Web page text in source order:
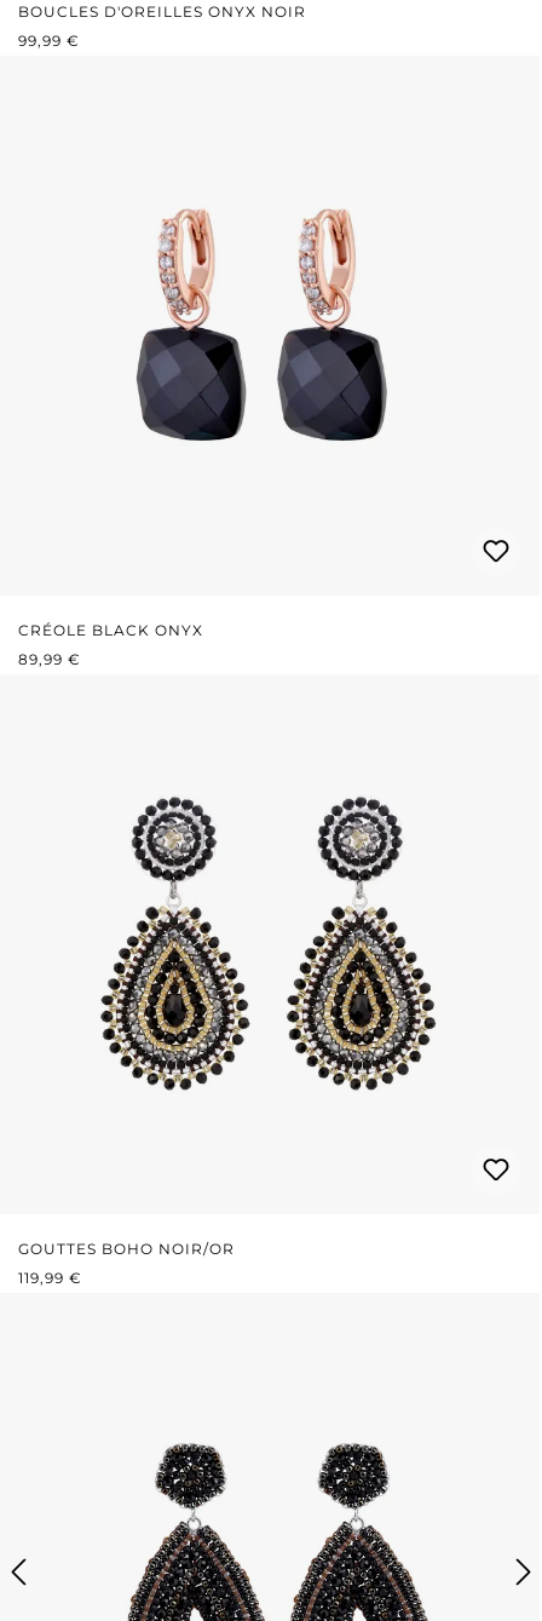
BOUCLES D'OREILLES ONYX NOIR
PRIX RÉGULIER :
99,99 €
CRÉOLE BLACK ONYX
PRIX RÉGULIER :
89,99 €
GOUTTES BOHO NOIR/OR
PRIX RÉGULIER :
119,99 €